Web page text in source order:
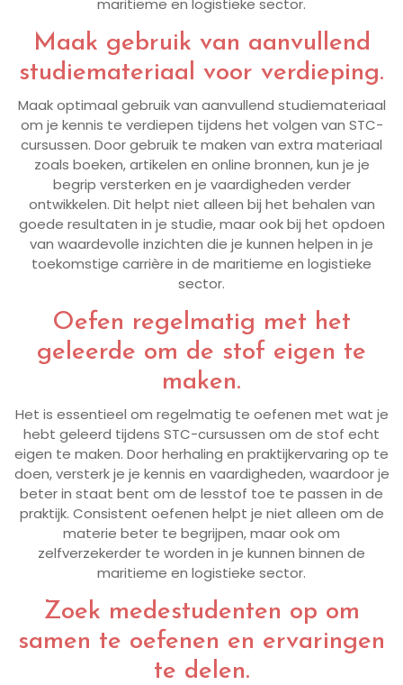
Maak gebruik van aanvullend
studiemateriaal voor verdieping.
Maak optimaal gebruik van aanvullend studiemateriaal
om je kennis te verdiepen tijdens het volgen van STC-
cursussen. Door gebruik te maken van extra materiaal
zoals boeken, artikelen en online bronnen, kun je je
begrip versterken en je vaardigheden verder
ontwikkelen. Dit helpt niet alleen bij het behalen van
goede resultaten in je studie, maar ook bij het opdoen
van waardevolle inzichten die je kunnen helpen in je
toekomstige carrière in de maritieme en logistieke
sector.
Oefen regelmatig met het
geleerde om de stof eigen te
maken.
Het is essentieel om regelmatig te oefenen met wat je
hebt geleerd tijdens STC-cursussen om de stof echt
eigen te maken. Door herhaling en praktijkervaring op te
doen, versterk je je kennis en vaardigheden, waardoor je
beter in staat bent om de lesstof toe te passen in de
praktijk. Consistent oefenen helpt je niet alleen om de
materie beter te begrijpen, maar ook om
zelfverzekerder te worden in je kunnen binnen de
maritieme en logistieke sector.
Zoek medestudenten op om
samen te oefenen en ervaringen
te delen.